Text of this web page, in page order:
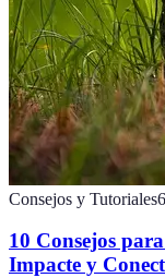
Consejos y Tutoriales6
10 Consejos
Impacte y